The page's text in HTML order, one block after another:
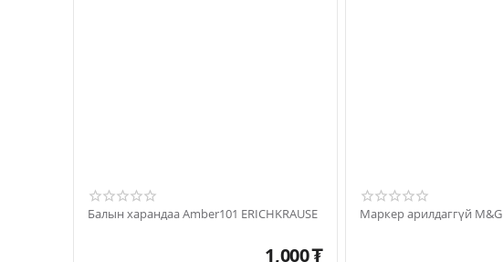
Балын харандаа Amber101 ERICHKRAUSE
1,000₮
Маркер арилдаггүй M&G